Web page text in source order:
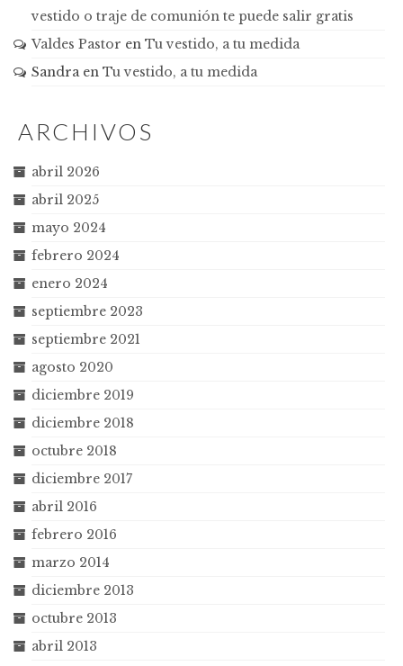
vestido o traje de comunión te puede salir gratis
Valdes Pastor en Tu vestido, a tu medida
Sandraen Tu vestido, a tu medida
ARCHIVOS
abril 2026
abril 2025
mayo 2024
febrero 2024
enero 2024
septiembre 2023
septiembre 2021
agosto 2020
diciembre 2019
diciembre 2018
octubre 2018
diciembre 2017
abril 2016
febrero 2016
marzo 2014
diciembre 2013
octubre 2013
abril 2013